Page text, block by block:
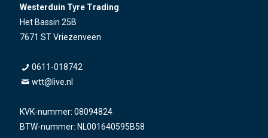
Westerduin Tyre Trading
Het Bassin 25B
7671 ST Vriezenveen
0611-018742
wtt@live.nl
KVK-nummer: 08094824
BTW-nummer: NL001640595B58